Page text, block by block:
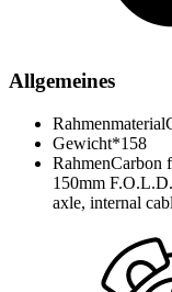
Allgemeines
Rahmenmaterial
Gewicht*158
RahmenCarbon
150mm
axle, internal